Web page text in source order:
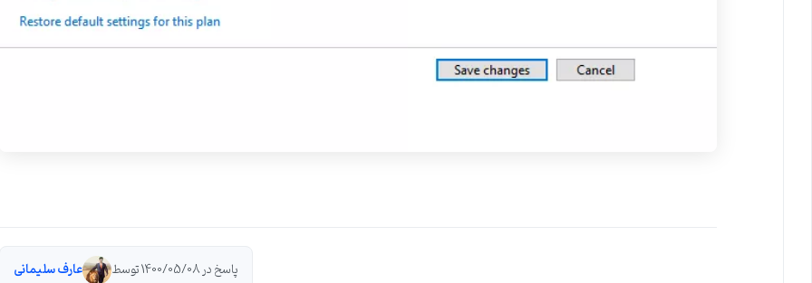
پاسخ در 1400/05/08 توسط عارف سلیمانی